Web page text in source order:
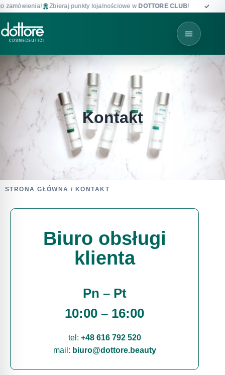
Zbieraj punkty lojalnościowe wDOTTORE CLUB!
Kontakt
STRONA GŁÓWNA / KONTAKT
Biuro obsługi
klienta
Pn – Pt
10:00 – 16:00
tel: +48 616 792 520
mail: biuro@dottore.beauty